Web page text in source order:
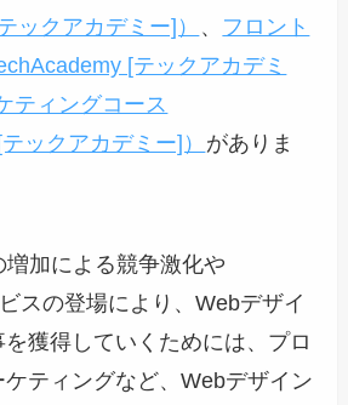
ックアカデミー]）
、 フロント
[テックアカデミ
ティングコース
ックアカデミー]） がありま
加による競争激化や
スの登場により、Webデザイ
獲得していくためには、プロ
ティングなど、Webデザイン